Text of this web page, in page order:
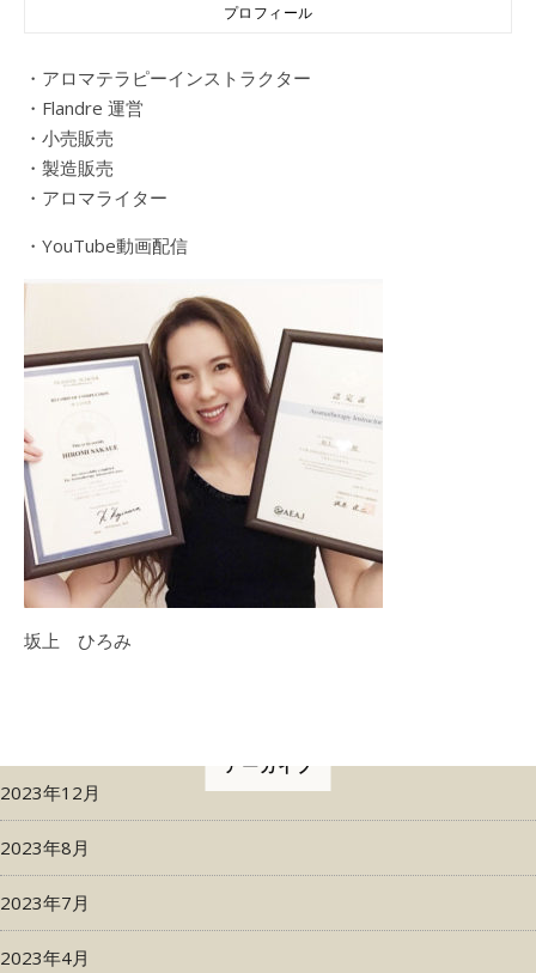
プロフィール
・アロマテラピーインストラクター
・Flandre 運営
・小売販売
・製造販売
・アロマライター
・YouTube動画配信
坂上 ひろみ
アーカイブ
2023年12月
2023年8月
2023年7月
2023年4月